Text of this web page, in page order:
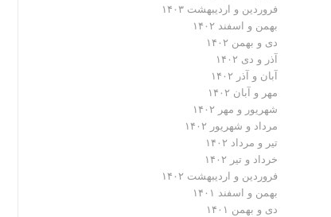
فروردین و اردیبهشت ۱۴۰۳
بهمن و اسفند ۱۴۰۲
دی و بهمن ۱۴۰۲
آذر و دی ۱۴۰۲
آبان و آذر ۱۴۰۲
مهر و آبان ۱۴۰۲
شهریور و مهر ۱۴۰۲
مرداد و شهریور ۱۴۰۲
تیر و مرداد ۱۴۰۲
خرداد و تیر ۱۴۰۲
فروردین و اردیبهشت ۱۴۰۲
بهمن و اسفند ۱۴۰۱
دی و بهمن ۱۴۰۱